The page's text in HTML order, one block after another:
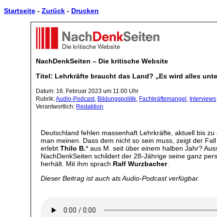
Startseite - Zurück - Drucken
NachDenkSeiten – Die kritische Website
Titel: Lehrkräfte braucht das Land? „Es wird alles
Datum: 16. Februar 2023 um 11:00 Uhr
Rubrik:Audio-Podcast, Bildungspolitik, Fachkräftemangel , Interviews
Verantwortlich: Redaktion
Deutschland fehlen massenhaft Lehrkräfte, aktuell bis
man meinen. Dass dem nicht so sein muss, zeigt der
erlebtThilo B.* aus M. seit über einem halben Jahr?
NachDenkSeiten schildert der 28-Jährige seine ganz
herhält. Mit ihm sprach Ralf Wurzbacher.
Dieser Beitrag ist auch als Audio-Podcast verfügbar.